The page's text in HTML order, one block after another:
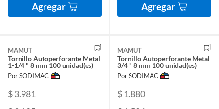
Agregar Agregar
MAMUT
Tornillo Autoperforante Metal
1-1/4 " 8 mm 100 unidad(es)
Por SODIMAC
$ 3.981
MAMUT
Tornillo Autoperforante Metal
3/4 " 8 mm 100 unidad(es)
Por SODIMAC
$ 1.880